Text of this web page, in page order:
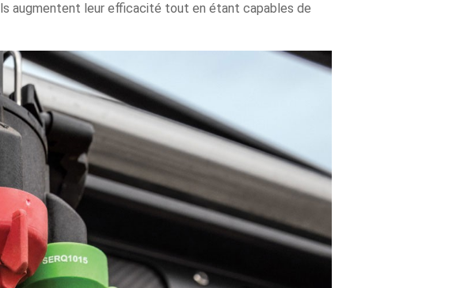
augmentent leur efficacité tout en étant capables de